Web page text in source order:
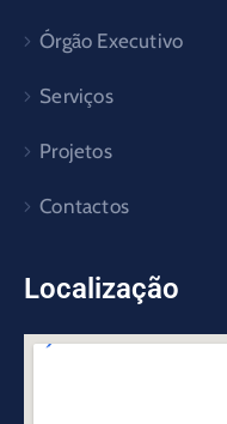
Órgão Executivo
Serviços
Projetos
Contactos
Localização